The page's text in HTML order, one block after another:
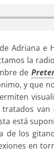
Adriana e
la
de
y que
está
de los
en